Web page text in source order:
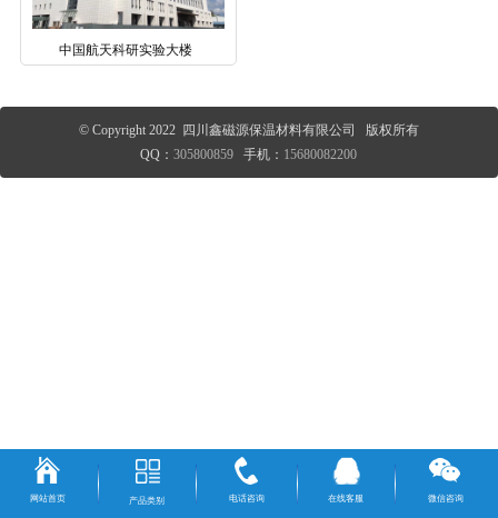
中国航天科研实验大楼
© Copyright 2022 四川鑫磁源保温材料有限公司 版权所有
QQ：305800859 手机： 15680082200
网站首页 产品类别 电话咨询 在线客服 微信咨询